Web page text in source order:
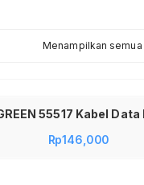
Menampilkan semua
Rp146,000